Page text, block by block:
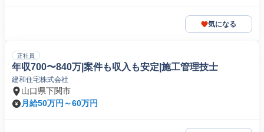
気になる
正社員
年収700〜840万|案件も収入も安定|施工管理技士
建和住宅株式会社
山口県下関市
月給50万円～60万円